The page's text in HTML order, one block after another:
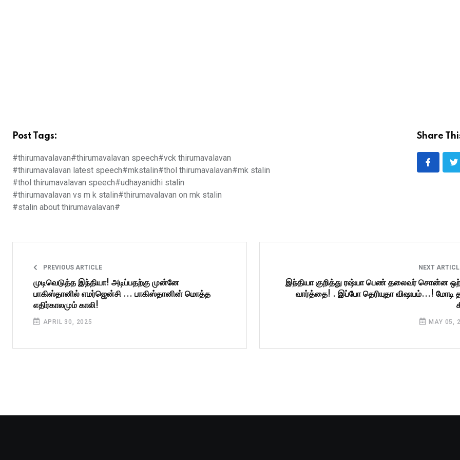
Post Tags:
#thirumavalavan#thirumavalavan speech#vck thirumavalavan
#thirumavalavan latest speech#mkstalin#thol thirumavalavan#mk stalin
#thol thirumavalavan speech#udhayanidhi stalin
#thirumavalavan vs m k stalin#thirumavalavan on mk stalin
#stalin about thirumavalavan#
Share
PREVIOUS ARTICLE
முடிவெடுத்த இந்தியா! அடிப்பதற்கு முன்னே
பாகிஸ்தானில் எமர்ஜென்சி ... பாகிஸ்தானின் மொத்த
எதிர்காலமும் காலி!
APRIL 30, 2025
NEXT
இந்தியா குறித்து ரஷ்யா பெண் தலைவர் சொன்ன
வார்த்தை! . இப்போ தெரியுதா விஷயம்...! மோடி
MAY 05,